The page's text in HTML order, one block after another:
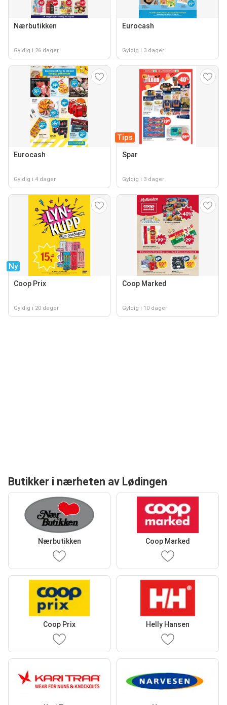
Nærbutikken
Gyldig i 26 dager
Eurocash
Gyldig i 3 dager
Eurocash
Gyldig i 4 dager
Tips
Spar
Gyldig i 3 dager
Ny
Coop Prix
Gyldig i 20 dager
Coop Marked
Gyldig i 10 dager
Butikker i nærheten av Lødingen
Nærbutikken Coop Marked
Coop Prix Helly Hansen